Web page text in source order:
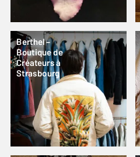
Berthel –
Boutique de
Créateurs à
Strasbourg